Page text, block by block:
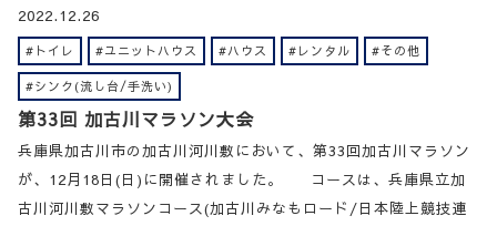
2022.12.26
#トイレ #ユニットハウス #ハウス #レンタル #その他
#シンク(流し台/手洗い)
第33回 加古川マラソン大会
兵庫県加古川市の加古川河川敷において、第33回加古川マラソン
が、12月18日(日)に開催されました。 コースは、兵庫県立加
古川河川敷マラソンコース(加古川みなもロード/日本陸上競技連